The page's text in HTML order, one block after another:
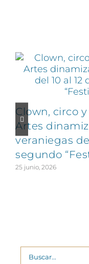
Clown, circo
Artes
veraniegas
segundo
25 junio, 2026
Buscar: